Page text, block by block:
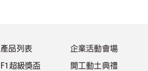
產品列表
F1超級獎盃
企業活動會場
開工動土典禮